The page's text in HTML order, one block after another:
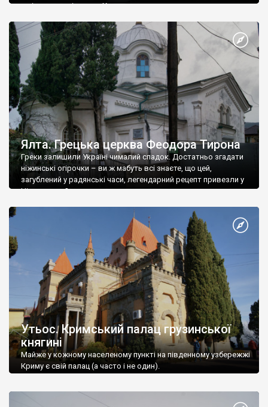
є відданими вірянами Христа
Ялта. Грецька церква Феодора Тирона
Греки залишили Україні чималий спадок. Достатньо згадати
ніжинські огірочки – ви ж мабуть всі знаєте, що цей,
загублений у радянські часи, легендарний рецепт привезли у
Ніжин греки?
Утьос. Кримський палац грузинської
княгині
Майже у кожному населеному пункті на південному узбережжі
Криму є свій палац (а часто і не один).